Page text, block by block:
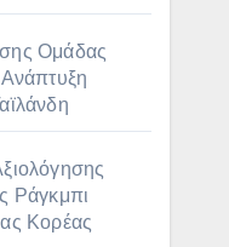
Ομάδας
Ράγκμπι
Κορέας